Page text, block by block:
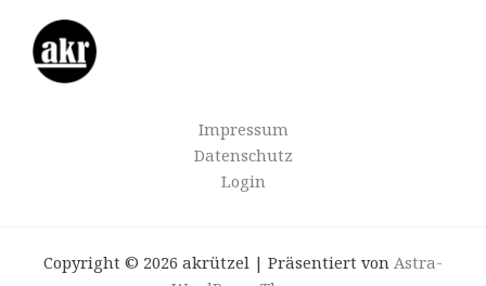
Impressum
Datenschutz
Login
Copyright © 2026 akrützel | Präsentiert von Astra-